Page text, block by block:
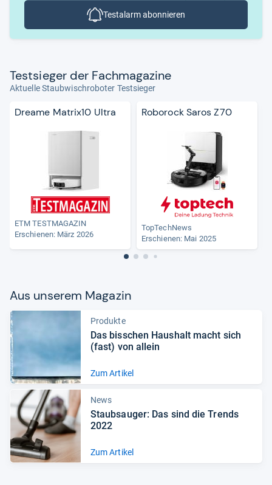
Testalarm abonnieren
Test­sie­ger der Fach­ma­ga­zine
Aktuelle Staubwischroboter Testsieger
Dreame Matrix10 Ultra
ETM TESTMAGAZIN
Erschienen: März 2026
Roborock Saros Z70
TopTechNews
Erschienen: Mai 2025
Aus unse­rem Maga­zin
Produkte
Das biss­chen Haus­halt macht sich
(fast) von allein
Zum Artikel
News
Staub­sau­ger: Das sind die Trends
2022
Zum Artikel